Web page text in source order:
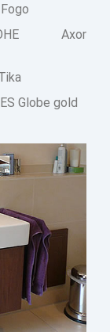
Axor
Globe gold